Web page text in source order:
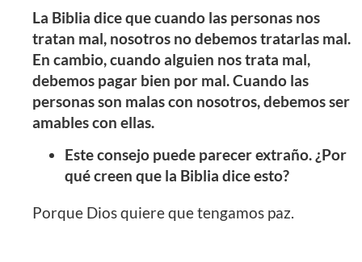
La Biblia dice que cuando las personas nos
tratan mal, nosotros no debemos tratarlas mal.
En cambio, cuando alguien nos trata mal,
debemos pagar bien por mal. Cuando las
personas son malas con nosotros, debemos ser
amables con ellas.
Este consejo puede parecer extraño. ¿Por
qué creen que la Biblia dice esto?
Porque Dios quiere que tengamos paz.